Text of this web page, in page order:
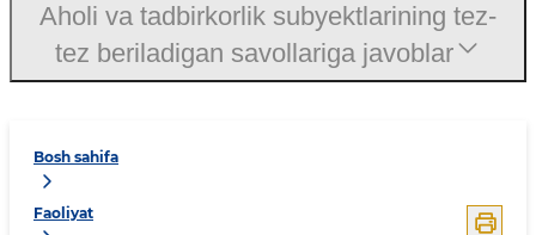
Bosh sahifa
Faoliyat
Aholi va tadbirkorlik subyektlarining tez-
tez beriladigan savollariga javoblar